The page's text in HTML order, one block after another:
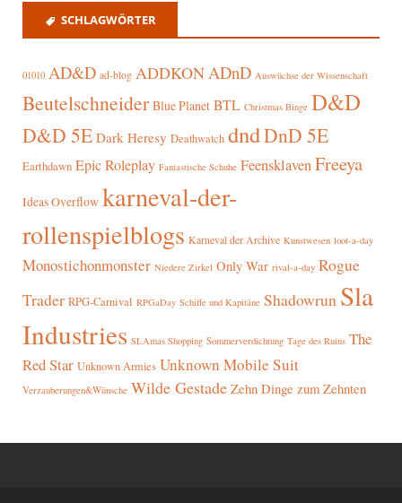
SCHLAGWÖRTER
01010 AD&D ad-blog ADDKONADnD Auswüchse der Wissenschaft
Beutelschneider Blue Planet BTL Christmas Binge D&D
D&D 5E Dark Heresy Deathwatch dndDnD 5E
Earthdawn Epic Roleplay Fantastische Schuhe FeensklavenFreeya
Ideas Overflow karneval-der-
rollenspielblogs Karneval der Archive Kunstwesen loot-a-day
Monostichonmonster Niedere Zirkel Only War rival-a-day Rogue
Trader RPG-Carnival RPGaDay Schiffe und Kapitäne Shadowrun Sla
Industries SLAmas Shopping Sommerverdichtung Tage des Ruins The
Red Star Unknown Armies Unknown Mobile Suit
Verzauberungen&Wünsche Wilde Gestade Zehn Dinge zum Zehnten